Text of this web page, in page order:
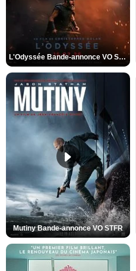
L'Odyssée Bande-annonce VO STFR
Mutiny Bande-annonce VO STFR